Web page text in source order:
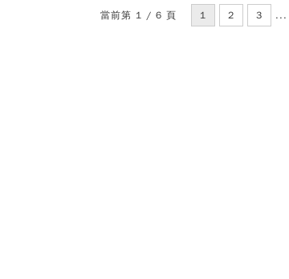
當前第 1 / 6 頁 1 2 3